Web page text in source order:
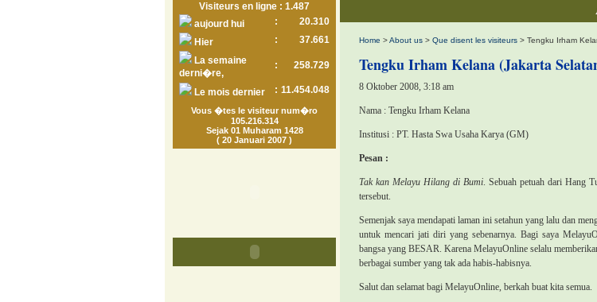
Visiteurs en ligne : 1.487
aujourd hui
:
20.310
Hier
:
37.661
La semaine
derni�re,
: 258.729
Le mois dernier : 11.454.048
Vous �tes le visiteur num�ro
105.216.314
Sejak 01 Muharam 1428
( 20 Januari 2007 )
Home >About us > Que disent les visiteurs > Tengku Irham
Tengku Irham Kelana (Jakarta
8 Oktober 2008, 3:18 am
Nama : Tengku Irham Kelana
Institusi : PT. Hasta Swa Usaha Karya (GM)
Pesan :
Tak kan Melayu Hilang di Bumi. Sebuah petuah dari Hang
tersebut.
Semenjak saya mendapati laman ini setahun yang lalu dan
untuk mencari jati diri yang sebenarnya. Bagi saya
bangsa yang BESAR. Karena MelayuOnline selalu
berbagai sumber yang tak ada habis-habisnya.
Salut dan selamat bagi MelayuOnline, berkah buat kita semua.